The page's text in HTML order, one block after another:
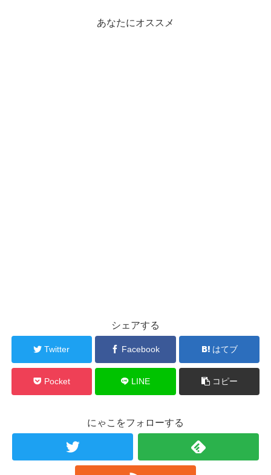
あなたにオススメ
シェアする
Twitter Facebook はてブ
Pocket LINE コピー
にゃこをフォローする